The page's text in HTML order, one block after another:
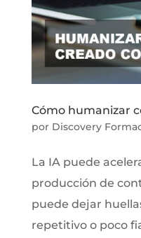
Cómo humanizar
por Discovery
La IA puede
producción de
puede dejar
repetitivo o poco